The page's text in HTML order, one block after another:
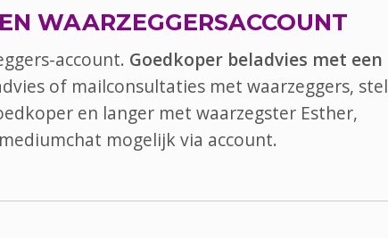
WAARZEGGERSACCOUNT
account. Goedkoper beladvies met een
of mailconsultaties met waarzeggers, stel
en langer met waarzegster Esther,
mediumchat mogelijk via account.